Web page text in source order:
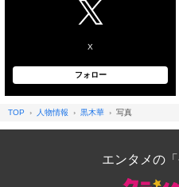
X
フォロー
TOP 人物情報 黒木華 写真
エンタメの